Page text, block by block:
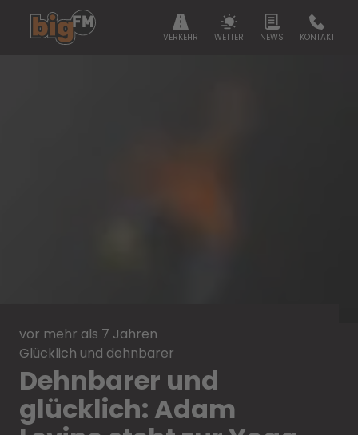
VERKEHR WETTER NEWS KONTAKT
vor mehr als 7 Jahren
Glücklich und dehnbarer
Dehnbarer und
glücklich: Adam